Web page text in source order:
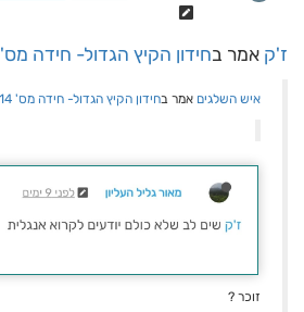
ז'ק אמר בחידון הקיץ הגדול- חידה מס' 14
איש השלגים אמר בחידון הקיץ הגדול- חידה מס' 14
זוכר ?